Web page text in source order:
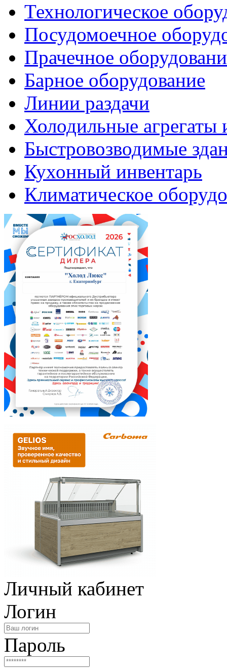
Технологическое
Посудомоечное
Прачечное
Барное оборудование
Линии раздачи
Холодильные агрегаты
Быстровозводимые
Кухонный инвентарь
Климатическое
Личный кабинет
Логин
Пароль